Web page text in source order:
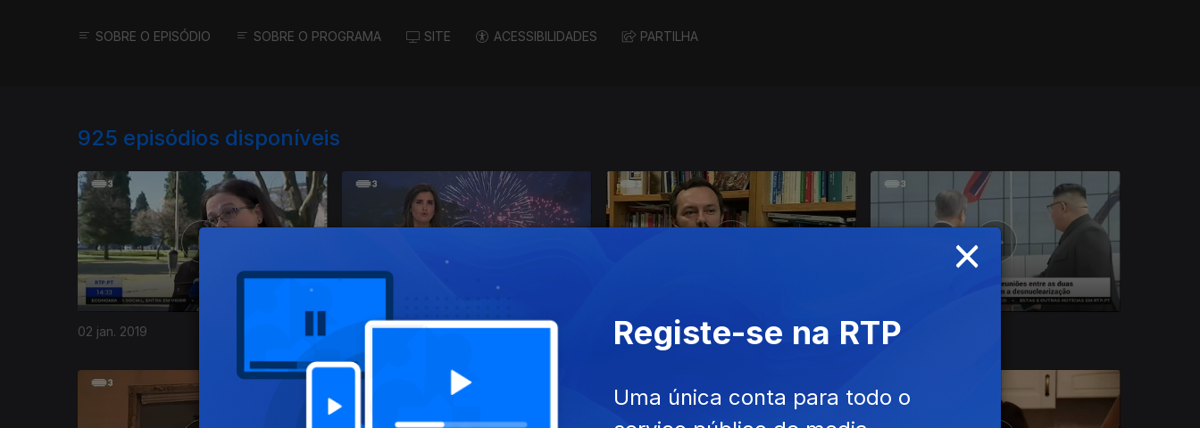
SOBRE O EPISÓDIO SOBRE O PROGRAMA SITE ACESSIBILIDADES PARTILHA
925 episódios disponíveis
02 jan. 2019 01 jan. 2019 31 dez. 2018 30 dez. 2018
×
Registe-se na RTP
Uma única conta para todo o